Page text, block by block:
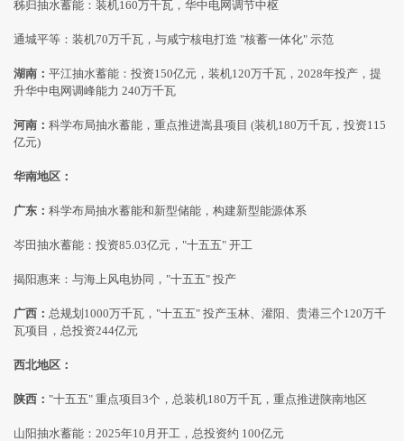
秭归抽水蓄能：装机160万千瓦，华中电网调节中枢
通城平等：装机70万千瓦，与咸宁核电打造 "核蓄一体化" 示范
湖南： 平江抽水蓄能：投资150亿元，装机120万千瓦，2028年投产，提
升华中电网调峰能力 240万千瓦
河南： 科学布局抽水蓄能，重点推进嵩县项目 (装机180万千瓦，投资115
亿元)
华南地区：
广东： 科学布局抽水蓄能和新型储能，构建新型能源体系
岑田抽水蓄能：投资85.03亿元，"十五五" 开工
揭阳惠来：与海上风电协同，"十五五" 投产
广西： 总规划1000万千瓦，"十五五" 投产玉林、灌阳、贵港三个120万千
瓦项目，总投资244亿元
西北地区：
陕西： "十五五" 重点项目3个，总装机180万千瓦，重点推进陕南地区
山阳抽水蓄能：2025年10月开工，总投资约 100亿元